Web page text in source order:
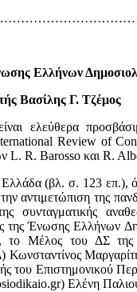
Ελλήνων
Βασίλης Γ. Τζέμος
ελεύθερα
Review of
L. R. Barosso και R.
Ελλάδα (βλ. σ. 123 επ.),
αντιμετώπιση της
συνταγματικής
της Ένωσης Ελλήνων
το Μέλος του ΔΣ
του Επιστημονικού
Ελένη